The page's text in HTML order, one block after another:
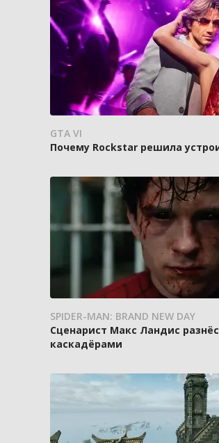
GTA VI
Почему Rockstar решила
SPIDER-MAN: BRAND NEW DAY
Сценарист Макс Ландис
каскадёрами